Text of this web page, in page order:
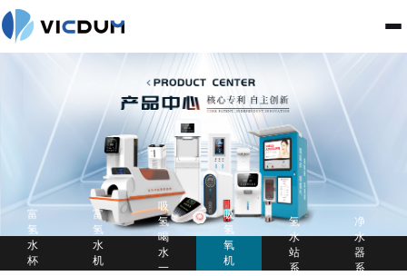
富
氢
水
杯
富
氢
水
机
吸
氢
喝
水
一
吸
氢
氧
机
氢
水
站
系
净
水
器
系